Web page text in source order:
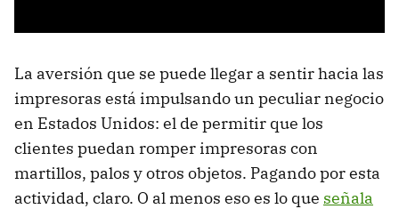
La aversión que se puede llegar a sentir hacia las
impresoras está impulsando un peculiar negocio
en Estados Unidos: el de permitir que los
clientes puedan romper impresoras con
martillos, palos y otros objetos. Pagando por esta
actividad, claro. O al menos eso es lo que señala